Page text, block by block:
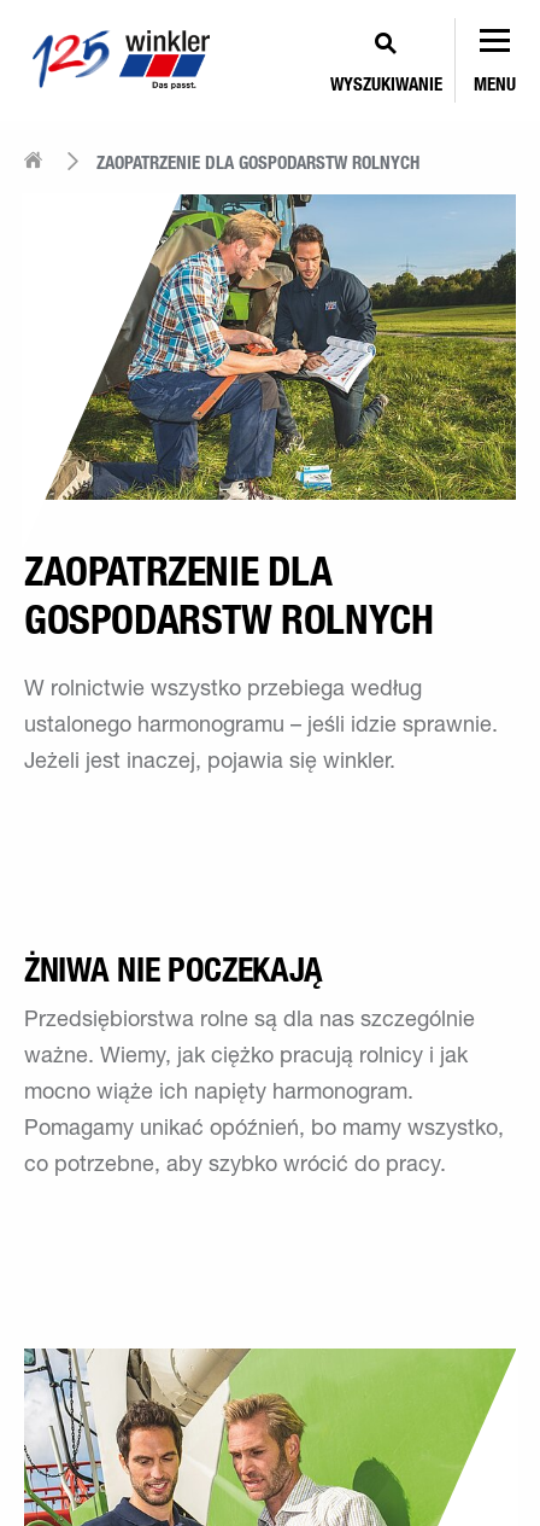
WYSZUKIWANIE MENU
ZAOPATRZENIE DLA GOSPODARSTW ROLNYCH
ZAOPATRZENIE DLA
GOSPODARSTW ROLNYCH
W rolnictwie wszystko przebiega według
ustalonego harmonogramu – jeśli idzie sprawnie.
Jeżeli jest inaczej, pojawia się winkler.
ŻNIWA NIE POCZEKAJĄ
Przedsiębiorstwa rolne są dla nas szczególnie
ważne. Wiemy, jak ciężko pracują rolnicy i jak
mocno wiąże ich napięty harmonogram.
Pomagamy unikać opóźnień, bo mamy wszystko,
co potrzebne, aby szybko wrócić do pracy.